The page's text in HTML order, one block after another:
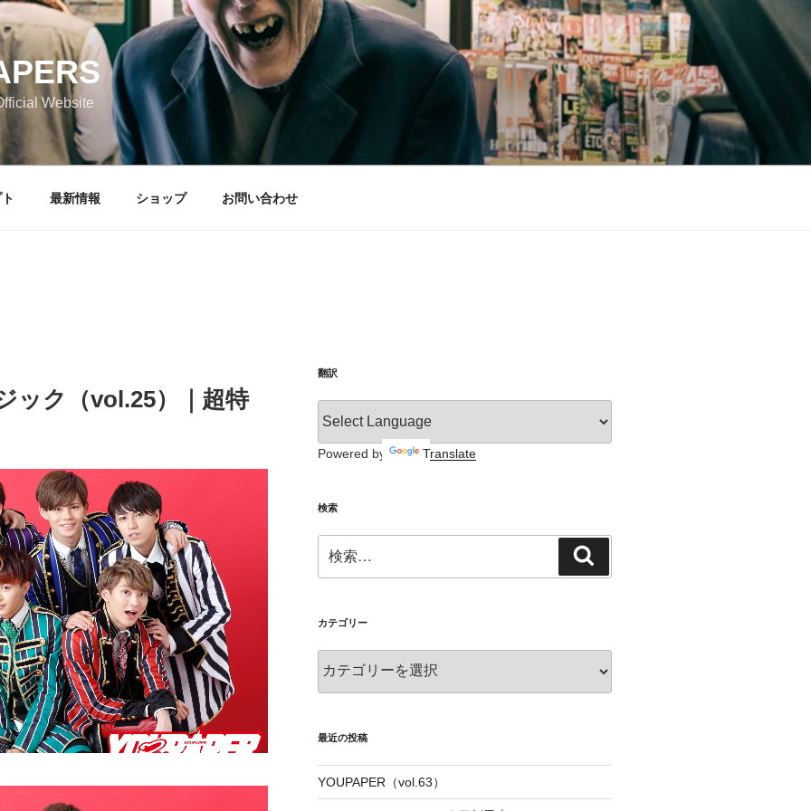
Website
最新情報 ショップ お問い合わせ
ック（vol.25）｜超特
翻訳
Powered by Translate
検索
索:
索
カテゴリー
テ
ー
最近の投稿
YOUPAPER（vol.63）